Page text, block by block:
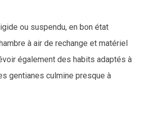
ou suspendu, en bon état
à air de rechange et matériel
également des habits adaptés à
gentianes culmine presque à